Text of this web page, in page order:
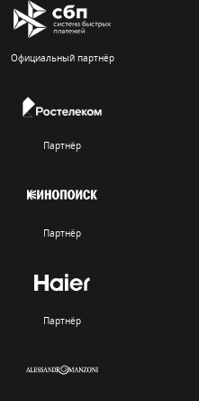
Официальный партнёр
Партнёр
Партнёр
Партнёр